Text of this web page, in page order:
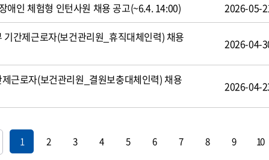
애인 체험형 인턴사원 채용 공고(~6.4. 14:00) 2026-05-
기간제근로자(보건관리원_휴직대체인력) 채용
2026-04-
근로자(보건관리원_결원보충대체인력) 채용
2026-04-
1 2 3 4 5 6 7 8 9 10